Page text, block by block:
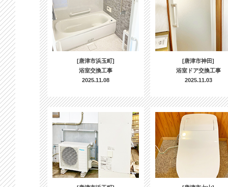
[唐津市浜玉町]
浴室交換工事
2025.11.08
[唐津市神田]
浴室ドア交換工事
2025.11.03